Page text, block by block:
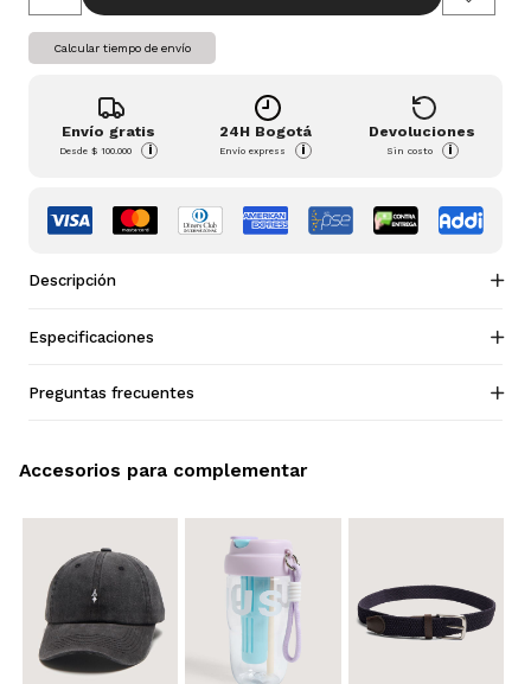
Calcular tiempo de envío
Envío gratis
Desde$ 100.000 i
24H Bogotá
Envío express i
Devoluciones
Sin costo i
Descripción
Especificaciones
Preguntas frecuentes
Accesorios para complementar